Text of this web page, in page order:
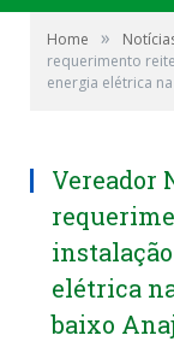
Home »
requerimento
energia elétrica
Vereador
elétrica
baixo